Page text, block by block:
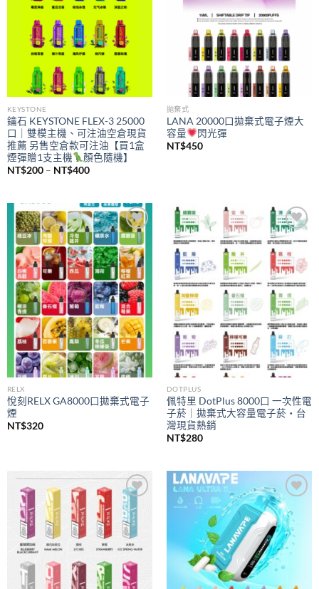
KEYSTONE
鑰石 KEYSTONE FLEX-3 25000
口｜雙模主機、可注油空倉現貨
推薦 另售空倉款可注油【買1盒
煙彈贈1支主機
顏色隨機】
NT$200 – NT$400價
NT$200
到
NT$400
拋棄式
LANA 20000口拋棄式電子煙大
容量
閃光彈
NT$450
Add to
wishlist
RELX
悅刻RELX GA8000口拋棄式電子
煙
NT$320
Add to
DOTPLUS
佩特里 DotPlus 8000口 一次性電
子菸｜拋棄式大容量電子菸・台
灣現貨熱銷
NT$280
Add to
wishlist
Add to
wishlist